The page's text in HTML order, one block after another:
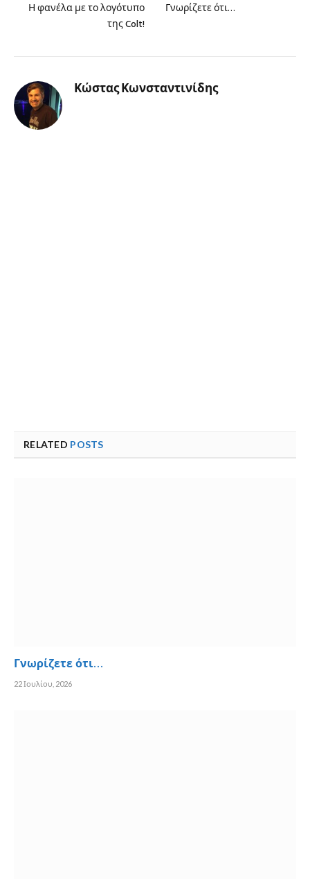
Η φανέλα με το λογότυπο
της Colt!
Γνωρίζετε ότι…
Κώστας Κωνσταντινίδης
RELATED POSTS
Γνωρίζετε ότι…
22 Ιουλίου, 2026